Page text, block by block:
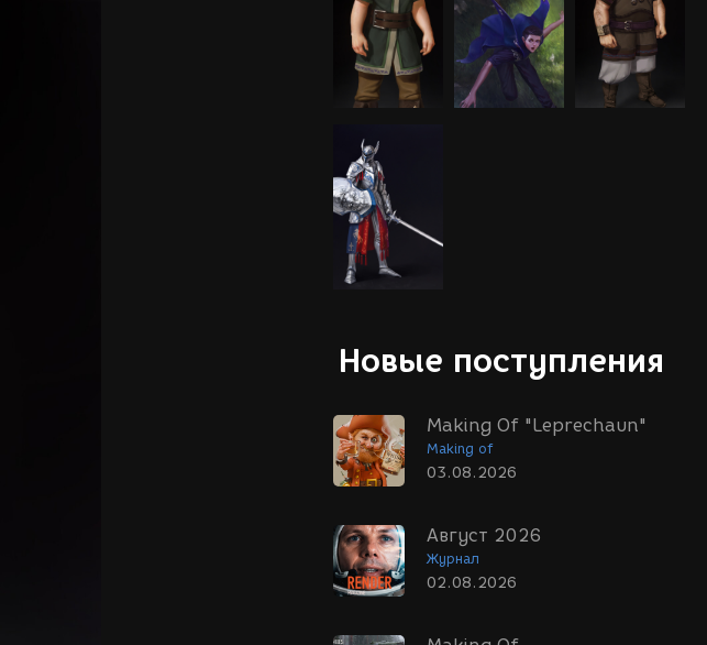
Новые поступления
Making Of "Leprechaun"
Making of
03.08.2026
Август 2026
Журнал
02.08.2026